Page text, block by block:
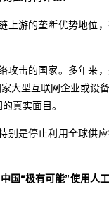
上游的垄断优势地位
攻击的国家。多年来
大型互联网企业或设
真实面目。
别是停止利用全球供
国“极有可能”使用人